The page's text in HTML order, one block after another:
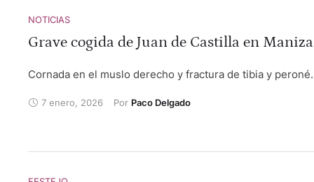
NOTICIAS
Grave cogida de Juan de Castilla en
Cornada en el muslo derecho y fractura de tibia y peroné.
7 enero, 2026 Por Paco Delgado